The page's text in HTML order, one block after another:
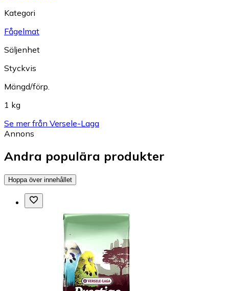
Kategori
Fågelmat
Säljenhet
Styckvis
Mängd/förp.
1 kg
Se mer från Versele-Laga
Annons
Andra populära produkter
Hoppa över innehållet